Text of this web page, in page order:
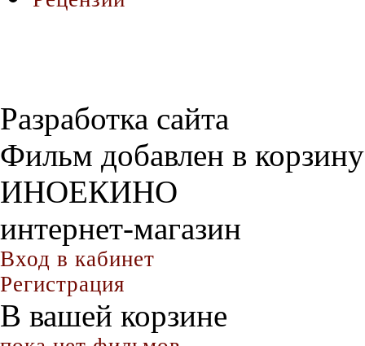
Разработка сайта
Фильм добавлен в корзину
ИНОЕКИНО
интернет-магазин
Вход в кабинет
Регистрация
В вашей корзине